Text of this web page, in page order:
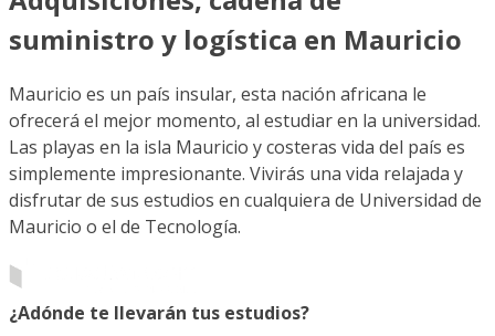
suministro y logística en Mauricio
Mauricio es un país insular, esta nación africana le
ofrecerá el mejor momento, al estudiar en la universidad.
Las playas en la isla Mauricio y costeras vida del país es
simplemente impresionante. Vivirás una vida relajada y
disfrutar de sus estudios en cualquiera de Universidad de
Mauricio o el de Tecnología.
¿Adónde te llevarán tus estudios?